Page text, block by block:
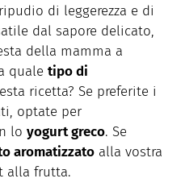
di leggerezza e di
dal sapore delicato,
della mamma a
quale tipo di
ricetta? Se preferite i
optate per
lo yogurt greco. Se
aromatizzato alla vostra
alla frutta.